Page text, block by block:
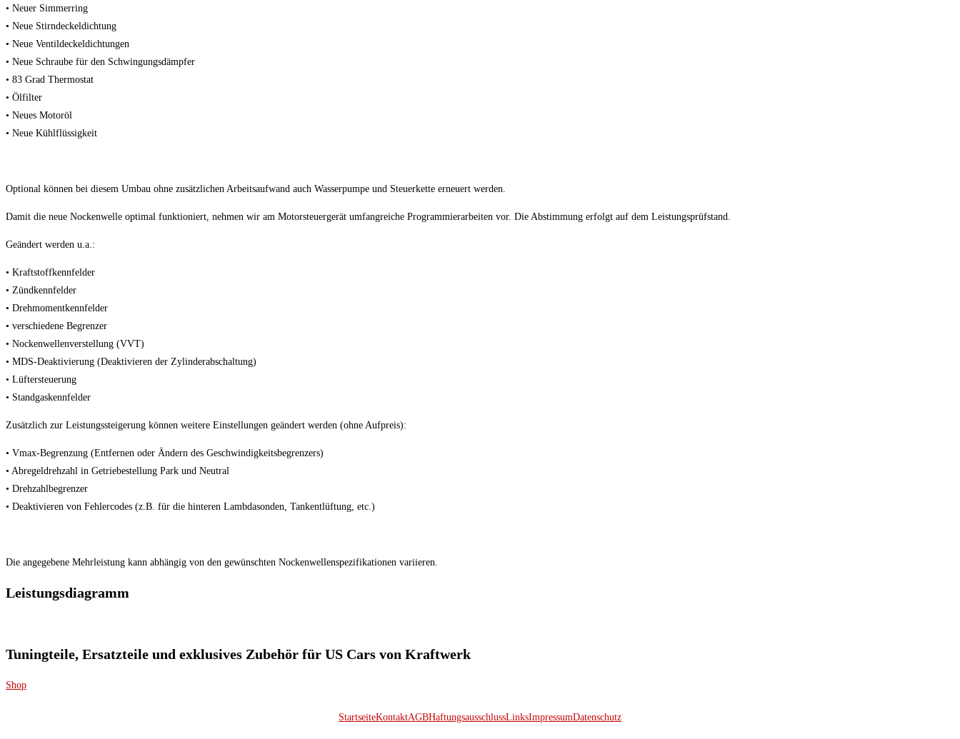
• Neuer Simmerring
• Neue Stirndeckeldichtung
• Neue Ventildeckeldichtungen
• Neue Schraube für den Schwingungsdämpfer
• 83 Grad Thermostat
• Ölfilter
• Neues Motoröl
• Neue Kühlflüssigkeit
Optional können bei diesem Umbau ohne zusätzlichen Arbeitsaufwand auch Wasserpumpe und Steuerkette erneuert werden.
Damit die neue Nockenwelle optimal funktioniert, nehmen wir am Motorsteuergerät umfangreiche Programmierarbeiten vor. Die Abstimmung erfolgt auf dem Leistungsprüfstand.
Geändert werden u.a.:
• Kraftstoffkennfelder
• Zündkennfelder
• Drehmomentkennfelder
• verschiedene Begrenzer
• Nockenwellenverstellung (VVT)
• MDS-Deaktivierung (Deaktivieren der Zylinderabschaltung)
• Lüftersteuerung
• Standgaskennfelder
Zusätzlich zur Leistungssteigerung können weitere Einstellungen geändert werden (ohne Aufpreis):
• Vmax-Begrenzung (Entfernen oder Ändern des Geschwindigkeitsbegrenzers)
• Abregeldrehzahl in Getriebestellung Park und Neutral
• Drehzahlbegrenzer
• Deaktivieren von Fehlercodes (z.B. für die hinteren Lambdasonden, Tankentlüftung, etc.)
Die angegebene Mehrleistung kann abhängig von den gewünschten Nockenwellenspezifikationen variieren.
Leistungsdiagramm
Tuningteile, Ersatzteile und exklusives Zubehör für US Cars von Kraftwerk
Shop
StartseiteKontaktAGBHaftungsausschlussLinksImpressumDatenschutz